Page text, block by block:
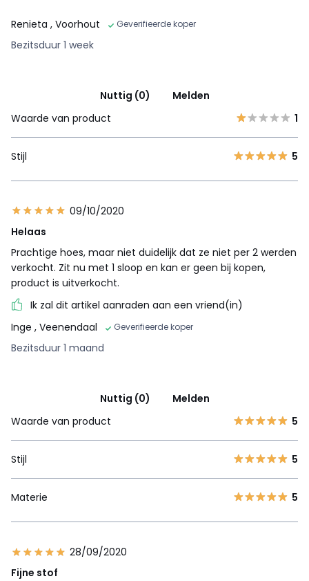
Renieta , Voorhout Geverifieerde koper
Bezitsduur 1 week
Nuttig (0)
Melden
Waarde van product
1
Stijl 5
09/10/2020
Helaas
Prachtige hoes, maar niet duidelijk dat ze niet per 2 werden
verkocht. Zit nu met 1 sloop en kan er geen bij kopen,
product is uitverkocht.
Ik zal dit artikel aanraden aan een vriend(in)
Inge , Veenendaal Geverifieerde koper
Bezitsduur 1 maand
Nuttig (0)
Melden
Waarde van product
5
Stijl 5
Materie 5
28/09/2020
Fijne stof